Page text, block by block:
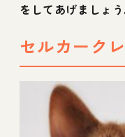
をしてあげましょう
セルカーク